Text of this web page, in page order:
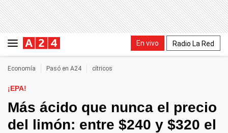
En vivo Radio La Red
Economía Pasó en A24 cítricos
¡EPA!
Más ácido que nunca el precio
del limón: entre $240 y $320 el